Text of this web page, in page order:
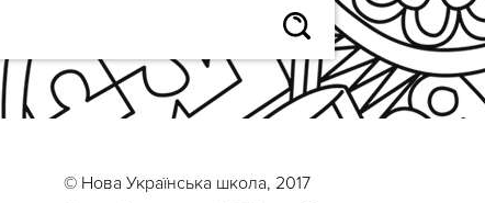
© Нова Українська школа, 2017